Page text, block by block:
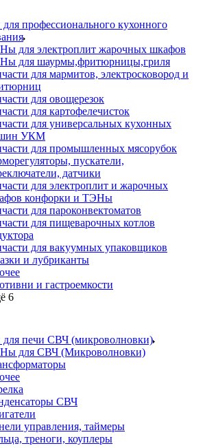
для профессионального кухонного
для электроплит жарочных шкафов
для шаурмы,фритюрницы,гриля
для мармитов, электросковород и
для овощерезок
для картофелечисток
для универсальных кухонных
УКМ
для промышленных мясорубок
пускатели,
датчики
для электроплит и жарочных
конфорки и ТЭНы
для пароконвектоматов
для пищеварочных котлов
для вакуумных упаковщиков
и лубриканты
и гастроемкости
6
для печи СВЧ (микроволновки)
для СВЧ (Микроволновки)
СВЧ
управления, таймеры
треноги, коуплеры